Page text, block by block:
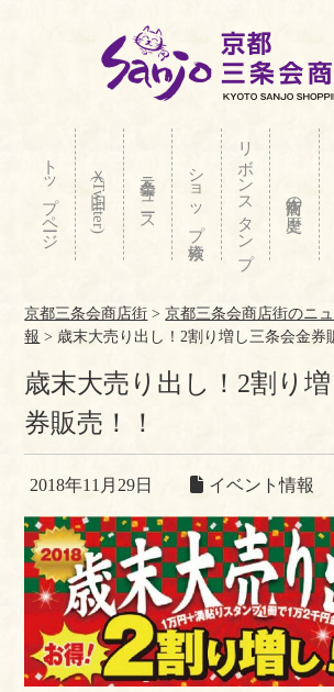
トップページ Ｘ(旧Twitter) 三条会ニュース ショップ検索 リボンスタンプ 商店街の歴史
京都三条会商店街 >京都三条会商店街のニ
報 > 歳末大売り出し！2割り増し三条会金券
歳末大売り出し！2割り
券販売！！
2018年11月29日 イベント情報